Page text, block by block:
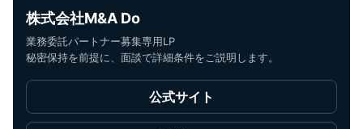
株式会社M&A Do
業務委託パートナー募集専用LP
秘密保持を前提に、面談で詳細条件をご説明します。
公式サイト